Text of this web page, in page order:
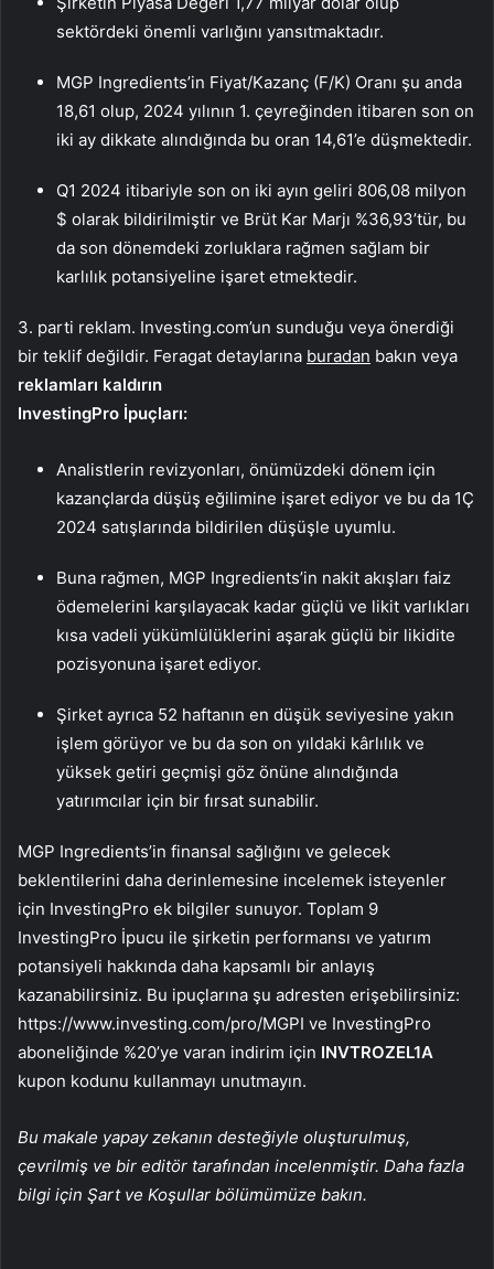
sektördeki önemli varlığını yansıtmaktadır.
MGP Ingredients’in Fiyat/Kazanç (F/K) Oranı şu anda
18,61 olup, 2024 yılının 1. çeyreğinden itibaren son on
iki ay dikkate alındığında bu oran 14,61’e düşmektedir.
Q1 2024 itibariyle son on iki ayın geliri 806,08 milyon
$ olarak bildirilmiştir ve Brüt Kar Marjı %36,93’tür, bu
da son dönemdeki zorluklara rağmen sağlam bir
karlılık potansiyeline işaret etmektedir.
3. parti reklam. Investing.com’un sunduğu veya önerdiği
bir teklif değildir. Feragat detaylarına buradan bakın veya
reklamları kaldırın
InvestingPro İpuçları:
Analistlerin revizyonları, önümüzdeki dönem için
kazançlarda düşüş eğilimine işaret ediyor ve bu da 1Ç
2024 satışlarında bildirilen düşüşle uyumlu.
Buna rağmen, MGP Ingredients’in nakit akışları faiz
ödemelerini karşılayacak kadar güçlü ve likit varlıkları
kısa vadeli yükümlülüklerini aşarak güçlü bir likidite
pozisyonuna işaret ediyor.
Şirket ayrıca 52 haftanın en düşük seviyesine yakın
işlem görüyor ve bu da son on yıldaki kârlılık ve
yüksek getiri geçmişi göz önüne alındığında
yatırımcılar için bir fırsat sunabilir.
MGP Ingredients’in finansal sağlığını ve gelecek
beklentilerini daha derinlemesine incelemek isteyenler
için InvestingPro ek bilgiler sunuyor. Toplam 9
InvestingPro İpucu ile şirketin performansı ve yatırım
potansiyeli hakkında daha kapsamlı bir anlayış
kazanabilirsiniz. Bu ipuçlarına şu adresten erişebilirsiniz:
https://www.investing.com/pro/MGPI ve InvestingPro
aboneliğinde %20’ye varan indirim için INVTROZEL1A
kupon kodunu kullanmayı unutmayın.
Bu makale yapay zekanın desteğiyle oluşturulmuş,
çevrilmiş ve bir editör tarafından incelenmiştir. Daha fazla
bilgi için Şart ve Koşullar bölümümüze bakın.